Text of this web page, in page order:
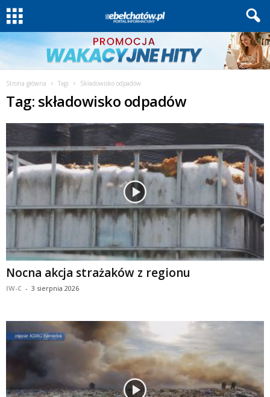
Strona główna Tagi Składowisko odpadów
Tag: składowisko odpadów
Nocna akcja strażaków z regionu
IW-C - 3 sierpnia 2026